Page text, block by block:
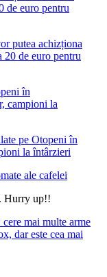
putea achizționa
20 de euro pentru
pe Otopeni în
la întârzieri
ale cafelei
Hurry up!!
mai multe arme
dar este cea mai